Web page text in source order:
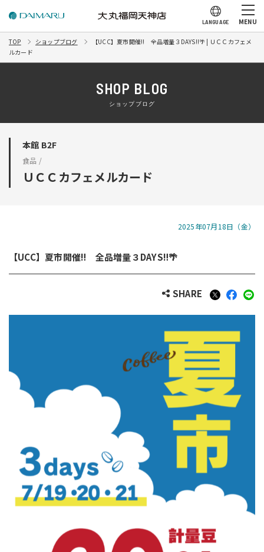
LANGUAGE MENU
TOP ショップブログ
【UCC】夏市開催‼ 全品増量３DAYS‼🌴 | ＵＣＣカフェメ
ルカード
SHOP BLOG
ショップブログ
本館 B2F
食品 /
ＵＣＣカフェメルカード
2025年07月18日（金）
【UCC】夏市開催‼ 全品増量３DAYS‼🌴
SHARE